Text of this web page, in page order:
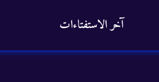
آخر الاستفتاءات